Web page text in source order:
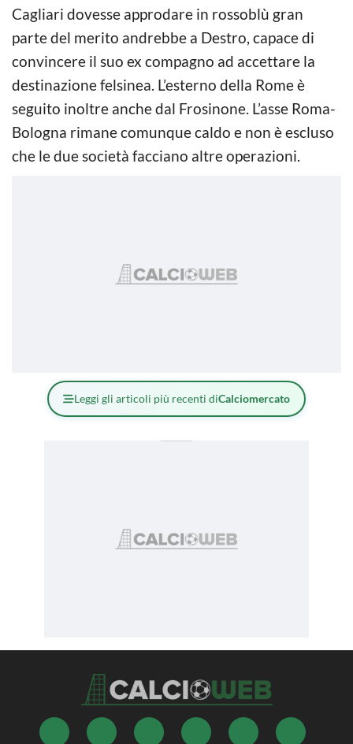
Cagliari dovesse approdare in rossoblù gran
parte del merito andrebbe a Destro, capace di
convincere il suo ex compagno ad accettare la
destinazione felsinea. L’esterno della Rome è
seguito inoltre anche dal Frosinone. L’asse Roma-
Bologna rimane comunque caldo e non è escluso
che le due società facciano altre operazioni.
Leggi gli articoli più recenti diCalciomercato